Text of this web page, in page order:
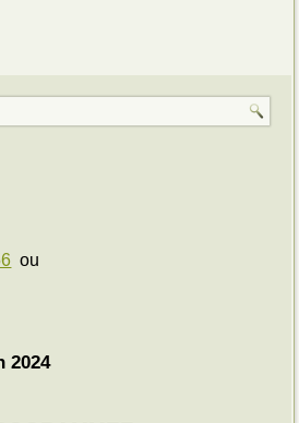
ou
2024